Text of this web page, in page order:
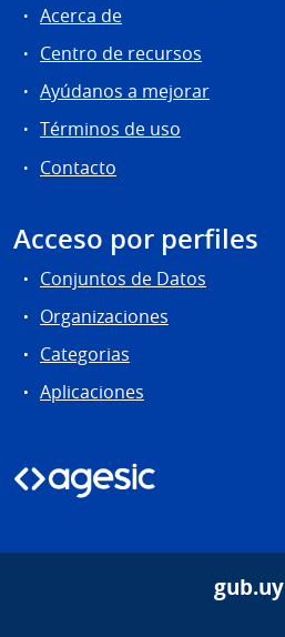
Acerca de
Centro de recursos
Ayúdanos a mejorar
Términos de uso
Contacto
Acceso por perfiles
Conjuntos de Datos
Organizaciones
Categorias
Aplicaciones
gub.uy